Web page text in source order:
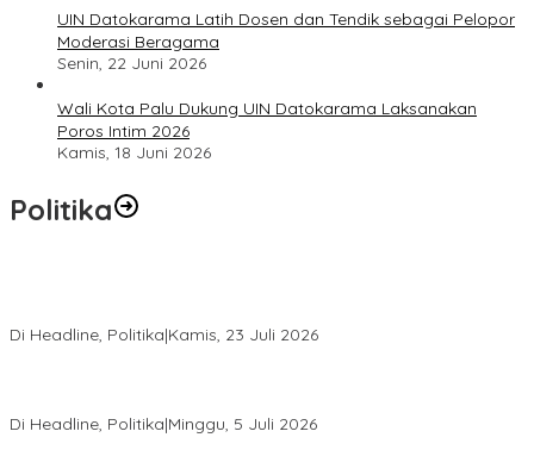
UIN Datokarama Latih Dosen dan Tendik sebagai Pelopor
Moderasi Beragama
Senin, 22 Juni 2026
Wali Kota Palu Dukung UIN Datokarama Laksanakan
Poros Intim 2026
Kamis, 18 Juni 2026
Politika
Di Headline, Politika|Kamis, 23 Juli 2026
Di Headline, Politika|Minggu, 5 Juli 2026